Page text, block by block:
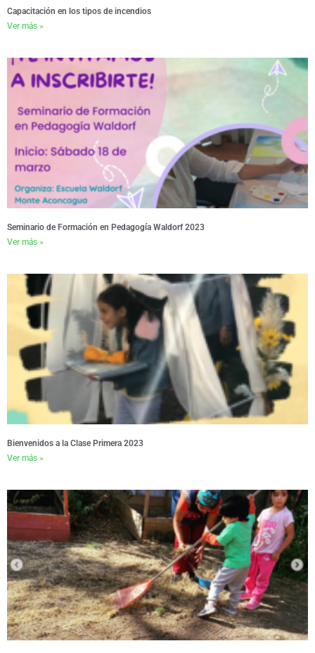
Capacitación en los tipos de incendios
Ver más »
Seminario de Formación en Pedagogía Waldorf 2023
Ver más »
Bienvenidos a la Clase Primera 2023
Ver más »